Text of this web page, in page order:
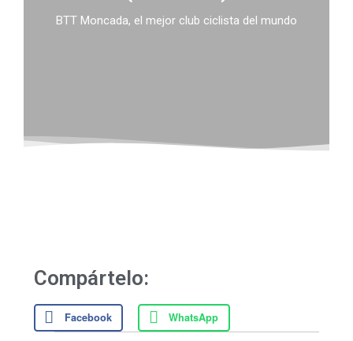
BTT Moncada, el mejor club ciclista del mundo
Compártelo:
Facebook WhatsApp